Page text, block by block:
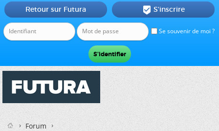
Se souvenir de moi ?
Retour sur Futura  S'inscrire
Forum